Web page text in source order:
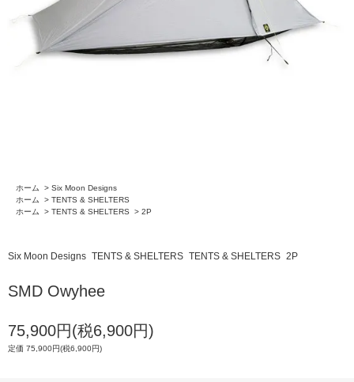
ホーム > Six Moon Designs
ホーム
> TENTS & SHELTERS
ホーム
> TENTS & SHELTERS > 2P
Six Moon Designs TENTS & SHELTERS TENTS & SHELTERS 2P
SMD Owyhee
75,900円(税6,900円)
定価 75,900円(税6,900円)